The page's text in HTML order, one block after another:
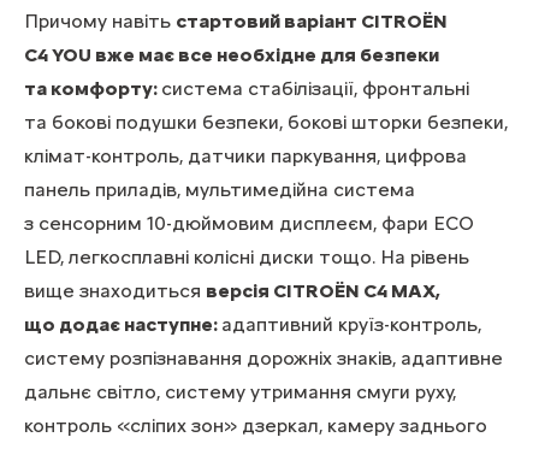
Причому навіть стартовий варіант CITROЁN
С4 YOU вже має все необхідне для безпеки
та комфорту: система стабілізації, фронтальні
та бокові подушки безпеки, бокові шторки безпеки,
клімат-контроль, датчики паркування, цифрова
панель приладів, мультимедійна система
з сенсорним 10-дюймовим дисплеєм, фари ECO
LED, легкосплавні колісні диски тощо. На рівень
вище знаходиться версія CITROЁN С4 MAX,
що додає наступне: адаптивний круїз-контроль,
систему розпізнавання дорожніх знаків, адаптивне
дальнє світло, систему утримання смуги руху,
контроль «сліпих зон» дзеркал, камеру заднього